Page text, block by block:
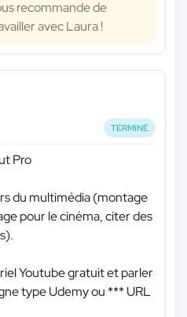
recommande de
avec Laura !
TERMINÉ
Pro
du multimédia (montage
pour le cinéma, citer des
Youtube gratuit et parler
type Udemy ou *** URL